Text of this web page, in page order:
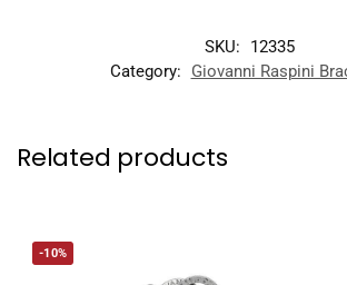
SKU:
12335
Category:
Giovanni Raspini
Related products
-10%